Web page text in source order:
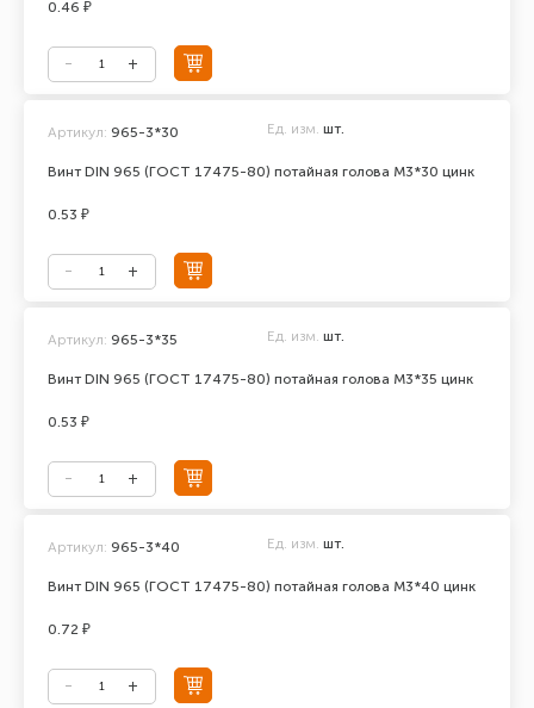
0.46 ₽
Винт DIN 965 (ГОСТ 17475-80) потайная голова М3*30 цинк
Артикул: 965-3*30 Ед. изм. шт.
0.53 ₽
Винт DIN 965 (ГОСТ 17475-80) потайная голова М3*35 цинк
Артикул: 965-3*35 Ед. изм. шт.
0.53 ₽
Винт DIN 965 (ГОСТ 17475-80) потайная голова М3*40 цинк
Артикул: 965-3*40 Ед. изм. шт.
0.72 ₽